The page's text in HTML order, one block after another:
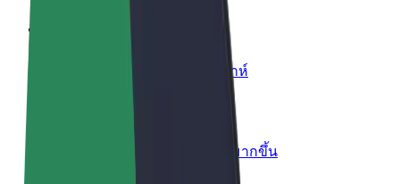
ส่งอาหารและรับรายได้ทุกสัปดาห์
เพิ่มรายได้ด้วยการเข้าถึงลูกค้ามากขึ้น